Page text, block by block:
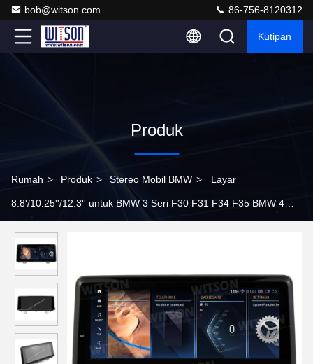
bob@witson.com 86-756-8120312
Kutipan
Produk
Rumah > Produk > Stereo Mobil BMW > Layar
8.8'/10.25''/12.3'' untuk BMW 3 Seri F30 F31 F34 F35 BMW 4